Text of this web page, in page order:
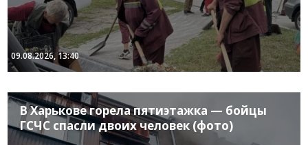
09.08.2026, 13:40
В Харькове горела пятиэтажка — бойцы
ГСЧС спасли двоих человек (фото)